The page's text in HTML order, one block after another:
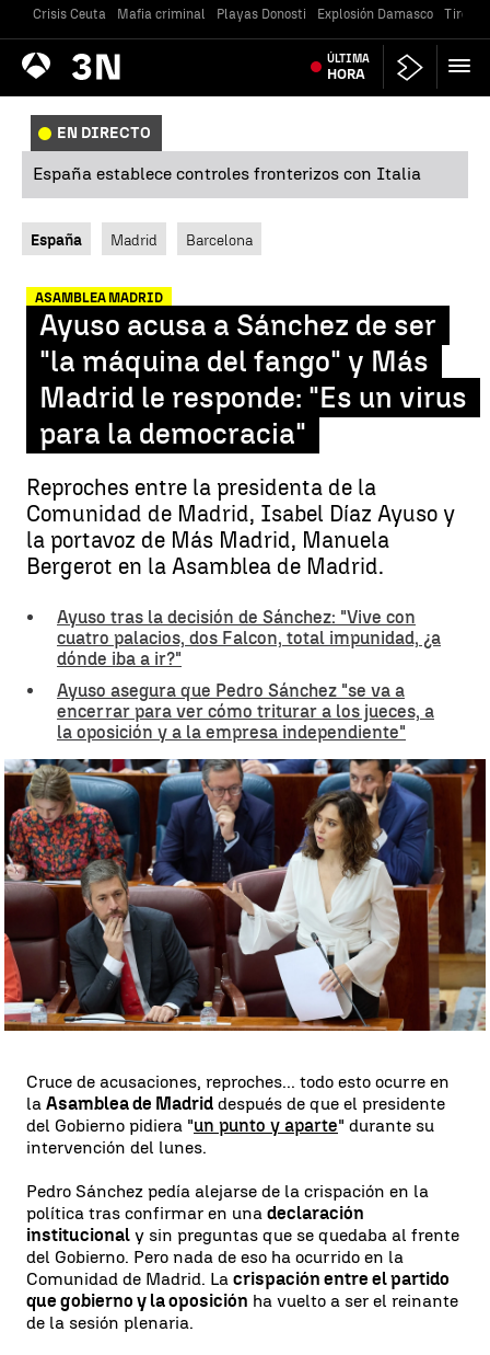
Crisis Ceuta Mafia criminal Playas Donosti Explosión Damasco Tiroteo
Antena
3 Noticias ÚLTIMA
HORA
EN DIRECTO
España establece controles fronterizos con Italia
España Madrid Barcelona
ASAMBLEA MADRID
Ayuso acusa a Sánchez de ser
"la máquina del fango" y Más
Madrid le responde: "Es un virus
para la democracia"
Reproches entre la presidenta de la
Comunidad de Madrid, Isabel Díaz Ayuso y
la portavoz de Más Madrid, Manuela
Bergerot en la Asamblea de Madrid.
Ayuso tras la decisión de Sánchez: "Vive con
cuatro palacios, dos Falcon, total impunidad, ¿a
dónde iba a ir?"
Ayuso asegura que Pedro Sánchez "se va a
encerrar para ver cómo triturar a los jueces, a
la oposición y a la empresa independiente"
Asamblea de Madrid | Europa Press
Rosario Miñano
Publicado:30 de abril de 2024, 13:39
WhatsappFacebook Linkedin
Cruce de acusaciones, reproches... todo esto ocurre en
la Asamblea de Madrid después de que el presidente
del Gobierno pidiera "un punto y aparte" durante su
intervención del lunes.
Pedro Sánchez pedía alejarse de la crispación en la
política tras confirmar en una declaración
institucional y sin preguntas que se quedaba al frente
del Gobierno. Pero nada de eso ha ocurrido en la
Comunidad de Madrid. La crispación entre el partido
que gobierno y la oposición ha vuelto a ser el reinante
de la sesión plenaria.